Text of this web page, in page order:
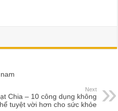
Next
Chia – 10 công dụng không
tuyệt vời hơn cho sức khỏe